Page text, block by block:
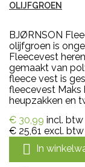
OLIJFGROEN
BJØRNSON
olijfgroen is
Fleecevest
gemaakt van
fleece vest is
fleecevest Maks
heupzakken en
€ 30,99 incl. btw
€ 25,61 excl. btw
 In